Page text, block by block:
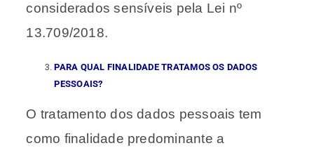
considerados sensíveis pela Lei nº
13.709/2018.
PARA QUAL FINALIDADE TRATAMOS OS DADOS
PESSOAIS?
O tratamento dos dados pessoais tem
como finalidade predominante a